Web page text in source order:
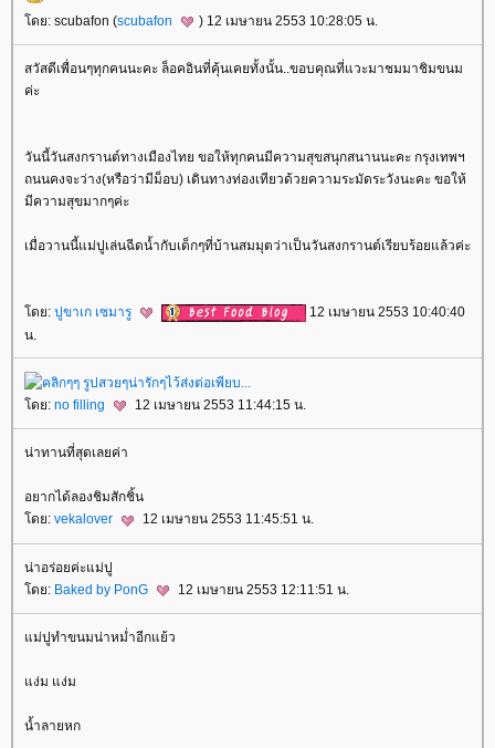
ดย: scubafon (scubafon ) 12 เมษายน 2553 10:28:05 น.
สวัสดีเพื่อนๆทุกคนนะคะ ล็อคอินที่คุ้นเคยทั้งนั้น..ขอบคุณที่แวะมาชมมาชิมขนม
ค่ะ
วันนี้วันสงกรานต์ทางเมืองไทย ขอให้ทุกคนมีความสุขสนุกสนานนะคะ กรุงเทพฯ
ถนนคงจะว่าง(หรือว่ามีม็อบ) เดินทางท่องเทียวด้วยความระมัดระวังนะคะ ขอให้
มีความสุขมากๆค่ะ
เมื่อวานนี้แม่ปูเล่นฉีดน้ำกับเด็กๆที่บ้านสมมุตว่าเป็นวันสงกรานต์เรียบร้อยแล้วค่ะ
ดย: ปูขาเก เซมารู
12 เมษายน 2553 10:40:40
น.
ดย: no filling 12 เมษายน 2553 11:44:15 น.
น่าทานที่สุดเลยค่า
อยากได้ลองชิมสักชิ้น
ดย: vekalover 12 เมษายน 2553 11:45:51 น.
น่าอร่อยค่ะแม่ปู
ดย: Baked by PonG 12 เมษายน 2553 12:11:51 น.
ม่ปูทำขนมน่าหม่ำอีกแย้ว
ง่ม แง่ม
น้ำลายหก